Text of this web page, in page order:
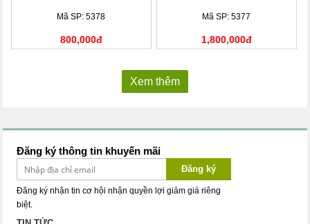
Mã SP: 5378
800,000đ
Mã SP: 5377
1,800,000đ
Xem thêm
Đăng ký thông tin khuyến mãi
Đăng ký
Đăng ký nhận tin cơ hội nhận quyền lợi giảm giá riêng
biệt.